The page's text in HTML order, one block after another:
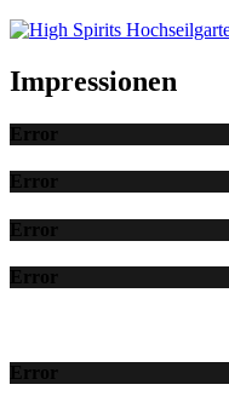
Impressionen
Error
Error
Error
Error
Error